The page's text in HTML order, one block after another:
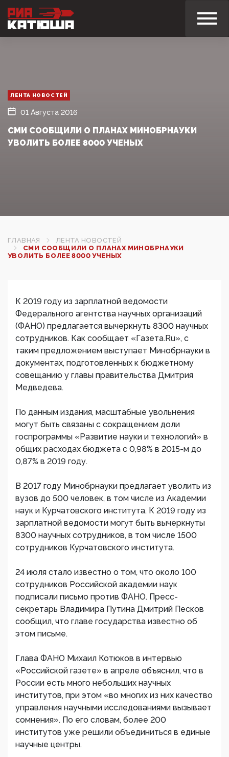
ЛЕНТА НОВОСТЕЙ
01 Августа 2016
СМИ СООБЩИЛИ О ПЛАНАХ МИНОБРНАУКИ
УВОЛИТЬ БОЛЕЕ 8000 УЧЕНЫХ
ГЛАВНАЯ
ЛЕНТА НОВОСТЕЙ
СМИ СООБЩИЛИ О ПЛАНАХ МИНОБРНАУКИ
УВОЛИТЬ БОЛЕЕ 8000 УЧЕНЫХ
К 2019 году из зарплатной ведомости
Федерального агентства научных организаций
(ФАНО) предлагается вычеркнуть 8300 научных
сотрудников. Как сообщает «Газета.Ru», с
таким предложением выступает Минобрнауки в
документах, подготовленных к бюджетному
совещанию у главы правительства Дмитрия
Медведева.
По данным издания, масштабные увольнения
могут быть связаны с сокращением доли
госпрограммы «Развитие науки и технологий» в
общих расходах бюджета с 0,98% в 2015-м до
0,87% в 2019 году.
В 2017 году Минобрнауки предлагает уволить из
вузов до 500 человек, в том числе из Академии
наук и Курчатовского института. К 2019 году из
зарплатной ведомости могут быть вычеркнуты
8300 научных сотрудников, в том числе 1500
сотрудников Курчатовского института.
24 июля стало известно о том, что около 100
сотрудников Российской академии наук
подписали письмо против ФАНО. Пресс-
секретарь Владимира Путина Дмитрий Песков
сообщил, что главе государства известно об
этом письме.
Глава ФАНО Михаил Котюков в интервью
«Российской газете» в апреле объяснил, что в
России есть много небольших научных
институтов, при этом «во многих из них качество
управления научными исследованиями вызывает
сомнения». По его словам, более 200
институтов уже решили объединиться в единые
научные центры.